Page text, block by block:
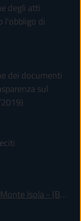
degli atti
l'obbligo di
dei documenti
sul
Isola - (BS)